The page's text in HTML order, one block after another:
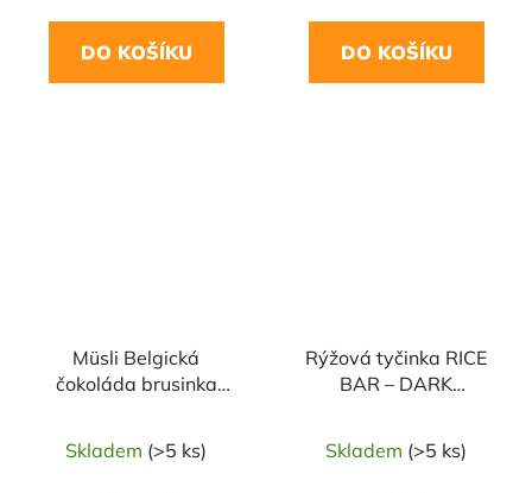
DO KOŠÍKU DO KOŠÍKU
Müsli Belgická
čokoláda brusinka
Skladem (>5 ks)
Rýžová tyčinka RICE
BAR – DARK
Skladem (>5 ks)